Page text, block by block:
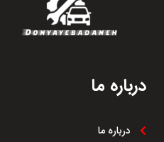
درباره ما
درباره ما